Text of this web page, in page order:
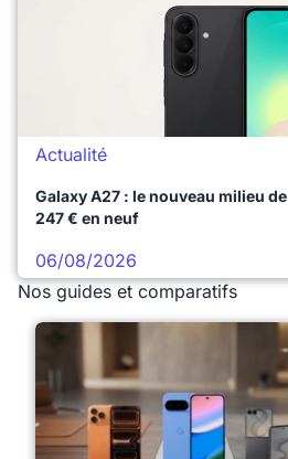
Actualité
Galaxy A27 : le nouveau milieu
247 € en neuf
06/08/2026
Nos guides et comparatifs